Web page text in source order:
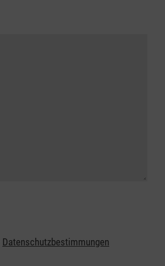
Datenschutzbestimmungen